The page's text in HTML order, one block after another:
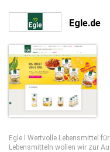
Egle.de
Egle l Wertvolle Lebensmittel
Lebensmitteln wollen wir zur